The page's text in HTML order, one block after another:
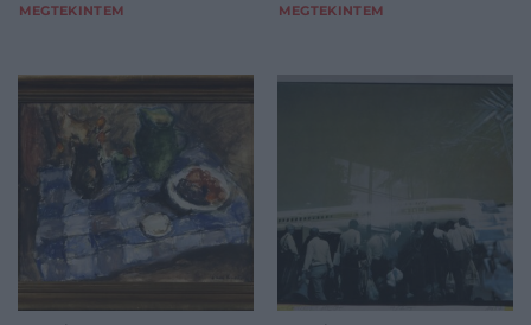
MEGTEKINTEM MEGTEKINTEM